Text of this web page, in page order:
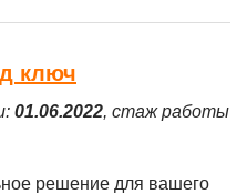
ключ
01.06.2022, стаж работы
решение для вашего